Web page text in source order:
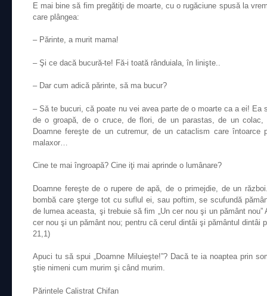
E mai bine să fim pregătiţi de moarte, cu o rugăciune spusă la
care plângea:
– Părinte, a murit mama!
– Şi ce dacă bucură-te! Fă-i toată rânduiala, în linişte..
– Dar cum adică părinte, să ma bucur?
– Să te bucuri, că poate nu vei avea parte de o moarte ca a ei! Ea
de o groapă, de o cruce, de flori, de un parastas, de un colac,
Doamne fereşte de un cutremur, de un cataclism care
malaxor…
Cine te mai îngroapă? Cine iţi mai aprinde o lumânare?
Doamne fereşte de o rupere de apă, de o primejdie, de un
bombă care şterge tot cu suflul ei, sau poftim, se scufundă
de lumea aceasta, şi trebuie să fim „Un cer nou şi un pământ
cer nou şi un pământ nou; pentru că cerul dintâi şi pământul dintâi
21,1)
Apuci tu să spui „Doamne Miluieşte!”? Dacă te ia noaptea prin
ştie nimeni cum murim şi când murim.
Părintele Calistrat Chifan